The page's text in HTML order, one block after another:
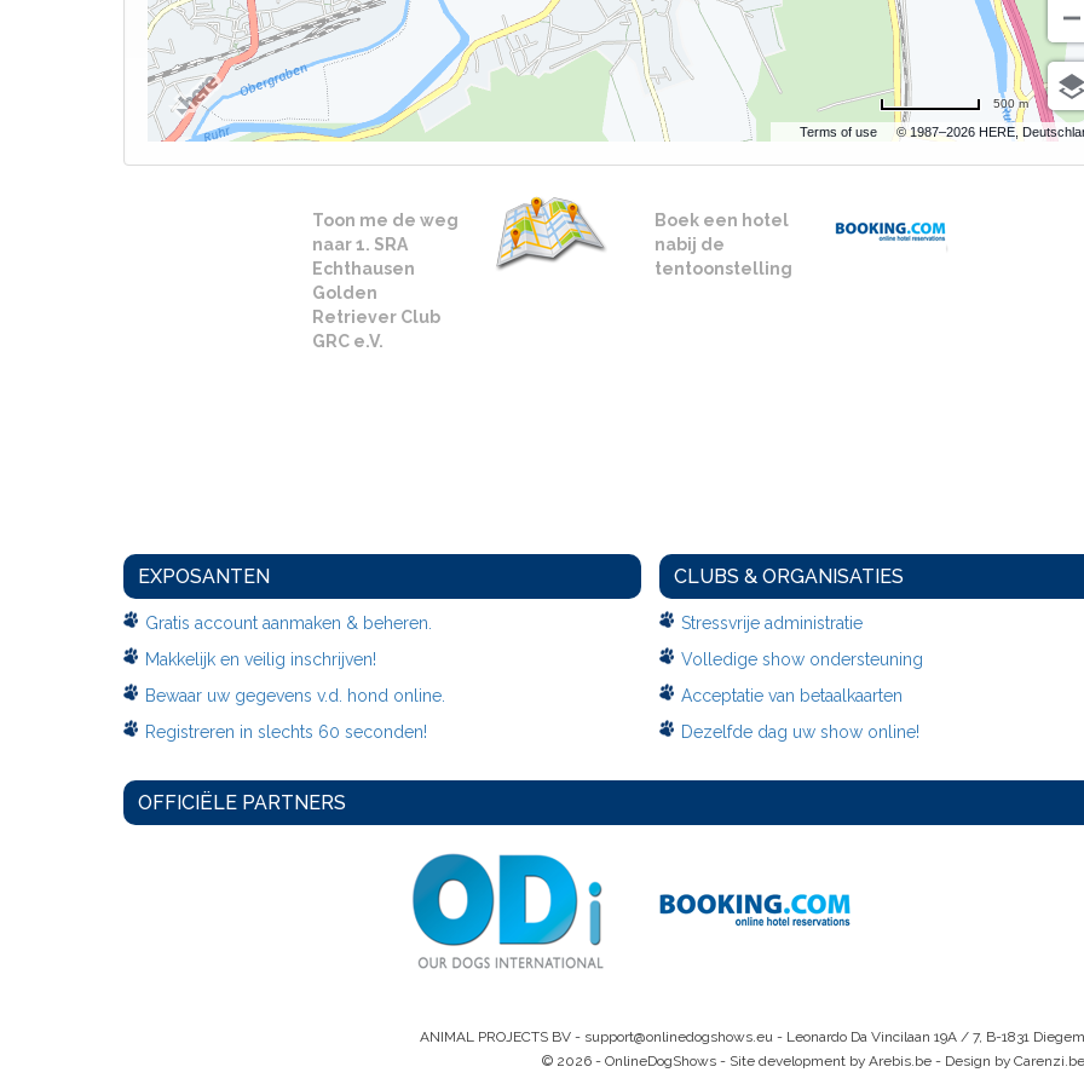
Terms of use © 1987–2026 HERE,
500 m
Toon me de weg
naar 1. SRA
Echthausen
Golden
Retriever Club
GRC e.V.
Boek een hotel
nabij de
tentoonstelling
EXPOSANTEN
Gratis account aanmaken & beheren.
Makkelijk en veilig inschrijven!
Bewaar uw gegevens v.d. hond online.
Registreren in slechts 60 seconden!
CLUBS & ORGANISATIES
Stressvrije administratie
Volledige show ondersteuning
Acceptatie van betaalkaarten
Dezelfde dag uw show online!
OFFICIËLE PARTNERS
ANIMAL PROJECTS BV - support@onlinedogshows.eu- Leonardo Da Vincilaan 19A / 7, B-1831
© 2026 - OnlineDogShows - Site development by Arebis.be - Design by Carenzi.be